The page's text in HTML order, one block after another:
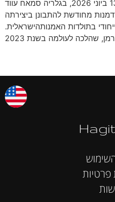
ז”ל,שתיפתח במוצאי שבת, 13 ביוני 2026, בגלריה סמאח עווד
מחודשת להתבונן ביצירתה
בתולדות האמנותהישראלית.
פרטיות